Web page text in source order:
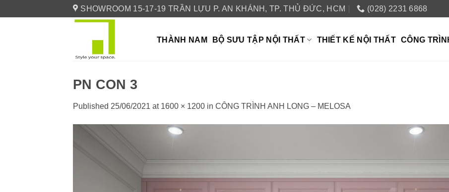
to
SHOWROOM 15-17-19 TRẦN LỰU P. AN KHÁNH, TP. THỦ ĐỨC, HCM (028) 2231 6868
THÀNH NAM BỘ SƯU TẬP NỘI THẤT THIẾT KẾ NỘI THẤT CÔNG
PN CON 3
Published 25/06/2021 at 1600 × 1200 in CÔNG TRÌNH ANH LONG – MELOSA